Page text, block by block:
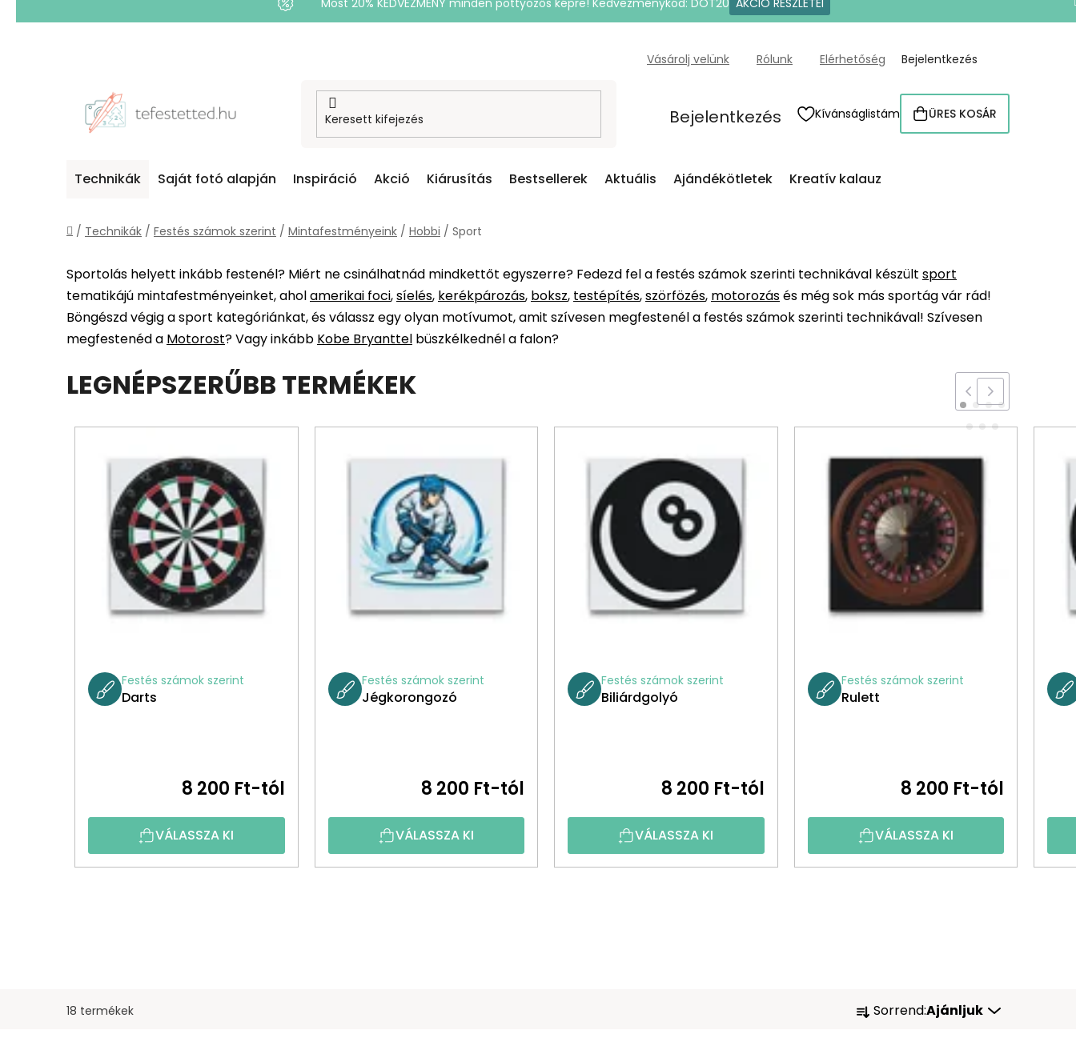
Most 20% KEDVEZMÉNY minden pöttyözős képre! Kedvezménykód: DOT20 AKCIÓ RÉSZLETEI
Vásárolj velünk Rólunk Elérhetőség Bejelentkezés
Bejelentkezés Kívánságlistám KOSÁR
ÜRES KOSÁR
Technikák Saját fotó alapján Inspiráció Akció Kiárusítás Bestsellerek Aktuális Ajándékötletek Kreatív kalauz
Kezdőlap
/ Technikák / Festés számok szerint / Mintafestményeink / Hobbi / Sport
Sportolás helyett inkább festenél? Miért ne csinálhatnád mindkettőt egyszerre? Fedezd fel a festés számok szerinti technikával készült sport
tematikájú mintafestményeinket, aholamerikai foci,síelés, kerékpározás, boksz, testépítés,szörfözés, motorozásés még sok más sportág vár rád!
Böngészd végig a sport kategóriánkat, és válassz egy olyan motívumot, amit szívesen megfestenél a festés számok szerinti technikával! Szívesen
megfestenéd a Motorost? Vagy inkább Kobe Bryanttel büszkélkednél a falon?
LEGNÉPSZERŰBB TERMÉKEK
Festés számok szerint
Darts
8 200 Ft-tól
VÁLASSZA KI
Festés számok szerint
Jégkorongozó
8 200 Ft-tól
VÁLASSZA KI
Festés számok szerint
Biliárdgolyó
8 200 Ft-tól
VÁLASSZA KI
Festés számok szerint
Rulett
8 200 Ft-tól
VÁLASSZA KI
18 termékek
T Sorrend:Ajánljuk